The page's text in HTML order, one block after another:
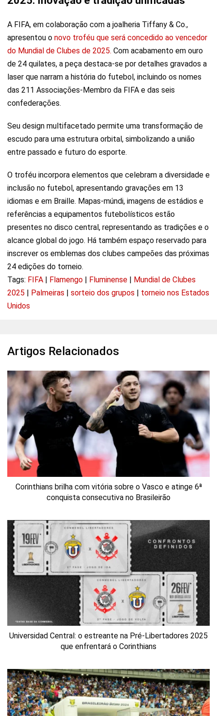
A FIFA, em colaboração com a joalheria Tiffany & Co.,
apresentou o novo troféu que será concedido ao vencedor
do Mundial de Clubes de 2025. Com acabamento em ouro
de 24 quilates, a peça destaca-se por detalhes gravados a
laser que narram a história do futebol, incluindo os nomes
das 211 Associações-Membro da FIFA e das seis
confederações.
Seu design multifacetado permite uma transformação de
escudo para uma estrutura orbital, simbolizando a união
entre passado e futuro do esporte.
O troféu incorpora elementos que celebram a diversidade e
inclusão no futebol, apresentando gravações em 13
idiomas e em Braille. Mapas-múndi, imagens de estádios e
referências a equipamentos futebolísticos estão
presentes no disco central, representando as tradições e o
alcance global do jogo. Há também espaço reservado para
inscrever os emblemas dos clubes campeões das próximas
24 edições do torneio.
Tags: FIFA Flamengo Fluminense
Mundial de Clubes
2025
Palmeiras sorteio dos grupos
torneio nos Estados
Unidos
Artigos Relacionados
Corinthians brilha com vitória sobre o Vasco e atinge 6ª
conquista consecutiva no Brasileirão
Universidad Central: o estreante na Pré-Libertadores 2025
que enfrentará o Corinthians